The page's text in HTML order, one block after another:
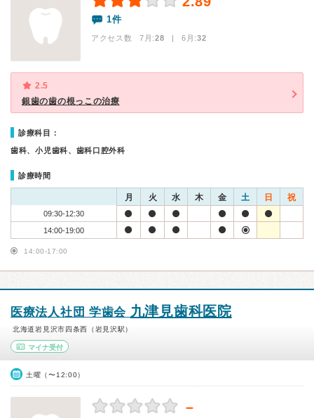
1件
アクセス数 7月:28 | 6月:32
2.5
銀歯の歯の根っこの治療
診療科目：
歯科、小児歯科、歯科口腔外科
診療時間
月 火 水 木 金 土 日 祝
09:30-12:30
14:00-19:00
14:00-17:00
医療法人社団 学歯会 九津見歯科医院
北海道岩見沢市四条西（岩見沢駅）
マイナ受付
土曜（〜12:00）
－